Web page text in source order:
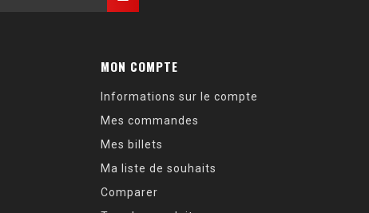
MON COMPTE
Informations sur le compte
Mes commandes
Mes billets
Ma liste de souhaits
Comparer